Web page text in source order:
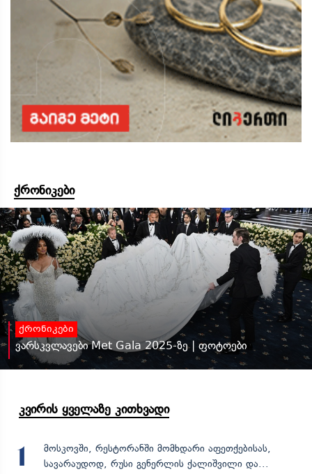
ქრონიკები
ქრონიკები
ვარსკვლავები Met Gala 2025-ზე | ფოტოები
კვირის ყველაზე კითხვადი
1
მოსკოვში, რესტორანში მომხდარი აფეთქებისას,
სავარაუდოდ, რუსი გენერლის ქალიშვილი და...